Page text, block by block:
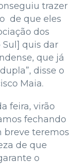
trazer
de que eles
dos
Sul] quis dar
que já
disse o
Maia.
feira, virão
fechando
breve teremos
de que
o